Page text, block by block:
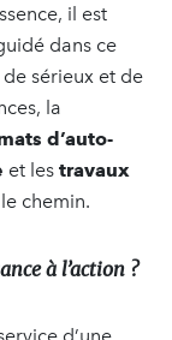
il est
dans ce
sérieux et de
la
d’auto-
et les travaux
chemin.
à l’action ?